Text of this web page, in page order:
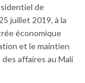
de
juillet 2019, à la
économique
et le maintien
affaires au Mali